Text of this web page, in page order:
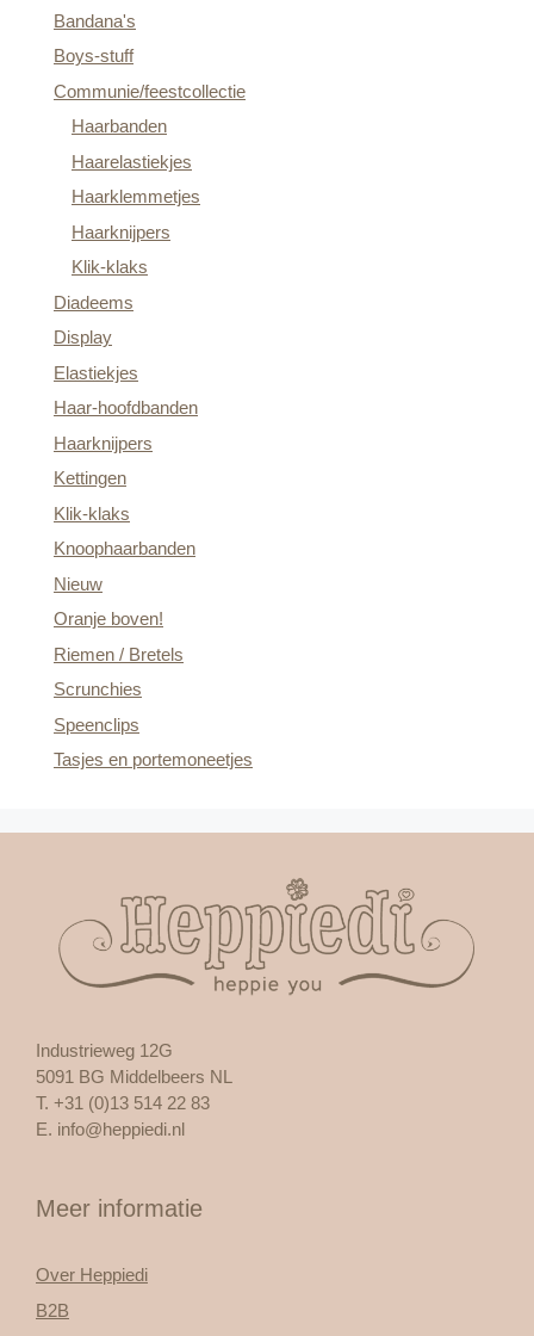
Bandana's
Boys-stuff
Communie/feestcollectie
Haarbanden
Haarelastiekjes
Haarklemmetjes
Haarknijpers
Klik-klaks
Diadeems
Display
Elastiekjes
Haar-hoofdbanden
Haarknijpers
Kettingen
Klik-klaks
Knoophaarbanden
Nieuw
Oranje boven!
Riemen / Bretels
Scrunchies
Speenclips
Tasjes en portemoneetjes
Industrieweg 12G
5091 BG Middelbeers NL
T. +31 (0)13 514 22 83
E. info@heppiedi.nl
Meer informatie
Over Heppiedi
B2B